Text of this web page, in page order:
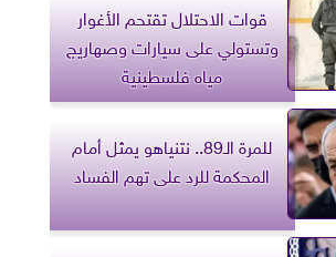
قوات الاحتلال تقتحم الأغوار
وتستولي على سيارات وصهاريج
مياه فلسطينية
للمرة الـ89.. نتنياهو يمثل أمام
المحكمة للرد على تهم الفساد